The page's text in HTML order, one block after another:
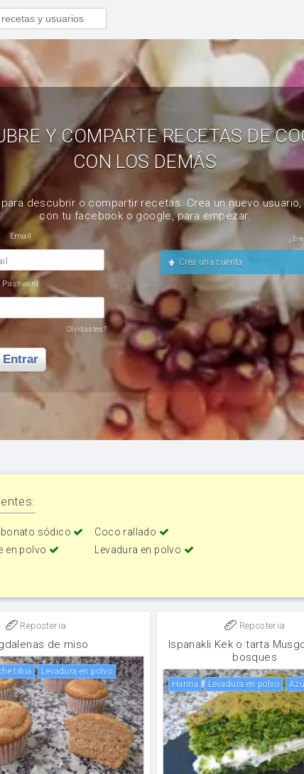
Y COMPARTE RECETAS DE
CON LOS DEMÁS
descubrir o compartir recetas. Crea un nuevo
con tu facebook o google, para empezar.
Email
Password
Olvidastes?
Entrar
Crea una cuenta
sódico
Coco rallado
en polvo
Levadura en polvo
Reposteria
de miso
tibia levadura en polvo
Reposteria
Ispanakli Kek o tarta
bosques
harina levadura en polvo